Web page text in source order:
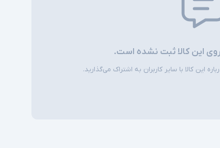
این کالا ثبت نشده است.
این کالا با سایر کاربران به اشتراک می‌گذارید.